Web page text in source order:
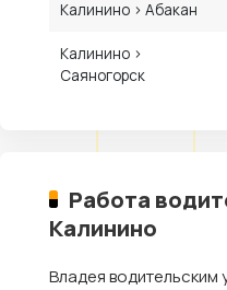
Калинино › Абакан
Калинино ›
Саяногорск
Работа
Калинино
Владея